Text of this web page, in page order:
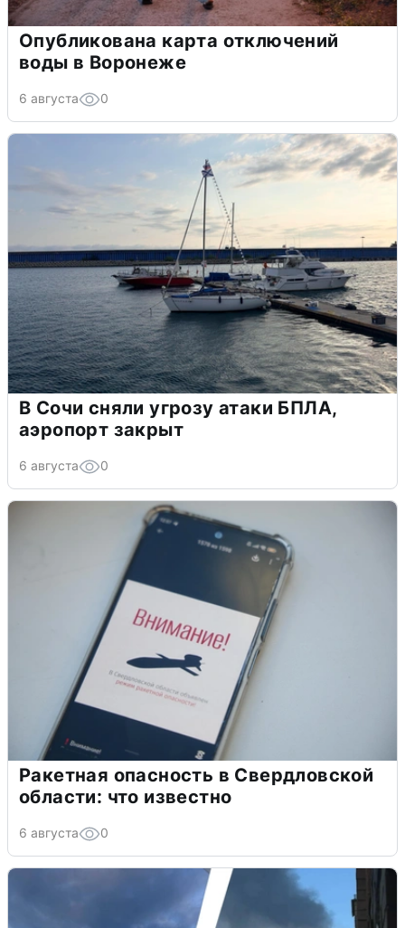
Опубликована карта отключений
воды в Воронеже
6 августа 0
В Сочи сняли угрозу атаки БПЛА,
аэропорт закрыт
6 августа 0
Ракетная опасность в Свердловской
области: что известно
6 августа 0